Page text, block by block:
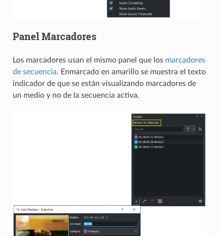
Panel Marcadores
Los marcadores usan el mismo panel que los marcadores
de secuencia. Enmarcado en amarillo se muestra el texto
indicador de que se están visualizando marcadores de
un medio y no de la secuencia activa.